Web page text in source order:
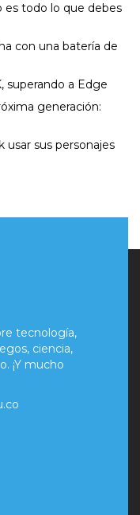
es todo lo que debes
con una batería de
superando a Edge
generación:
usar sus personajes
tecnología,
ciencia,
¡Y mucho